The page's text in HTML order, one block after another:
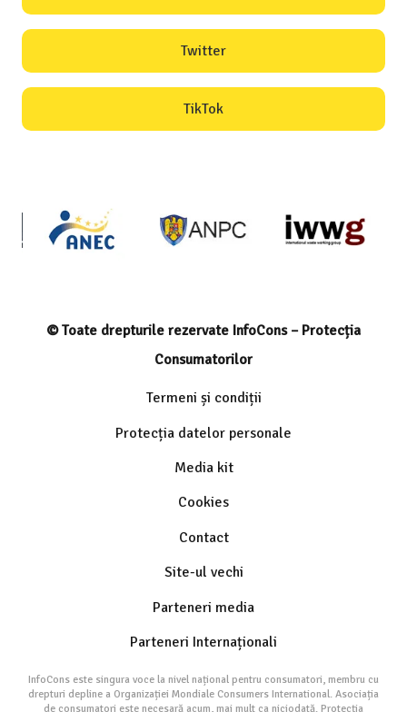
Twitter
TikTok
© Toate drepturile rezervate InfoCons – Protecția
Consumatorilor
Termeni și condiții
Protecția datelor personale
Media kit
Cookies
Contact
Site-ul vechi
Parteneri media
Parteneri Internaționali
InfoCons este singura voce la nivel național pentru consumatori, membru cu
drepturi depline a Organizației Mondiale Consumers International. Asociația
de consumatori este necesară acum, mai mult ca niciodată. Protecția